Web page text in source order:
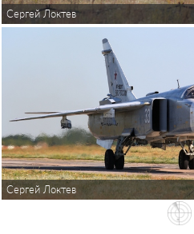
Сергей Локтев
Сергей Локтев